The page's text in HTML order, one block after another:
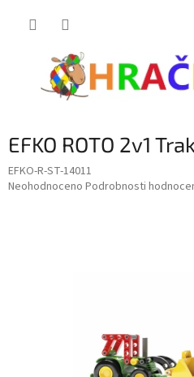
EFKO ROTO 2v1
EFKO-R-ST-14011
Průměrné
Neohodnoceno Podrobnosti